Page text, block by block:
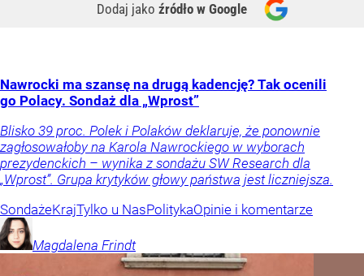
Dodaj jako źródło w Google
Nawrocki ma szansę na drugą kadencję? Tak ocenili
go Polacy. Sondaż dla „Wprost”
Blisko 39 proc. Polek i Polaków deklaruje, że ponownie
zagłosowałoby na Karola Nawrockiego w wyborach
prezydenckich – wynika z sondażu SW Research dla
„Wprost”. Grupa krytyków głowy państwa jest liczniejsza.
SondażeKrajTylko u NasPolitykaOpinie i komentarze
Magdalena Frindt